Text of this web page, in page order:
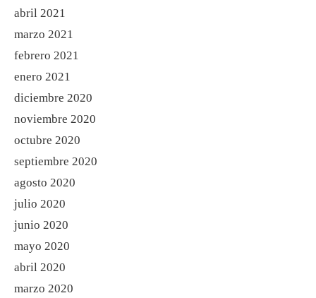
abril 2021
marzo 2021
febrero 2021
enero 2021
diciembre 2020
noviembre 2020
octubre 2020
septiembre 2020
agosto 2020
julio 2020
junio 2020
mayo 2020
abril 2020
marzo 2020